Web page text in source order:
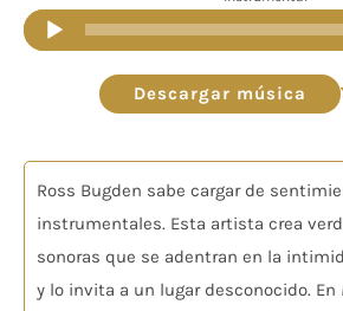
de
audio
Descargar música
Ross Bugden sabe cargar de
instrumentales. Esta artista crea
sonoras que se adentran en la
y lo invita a un lugar desconocido. En